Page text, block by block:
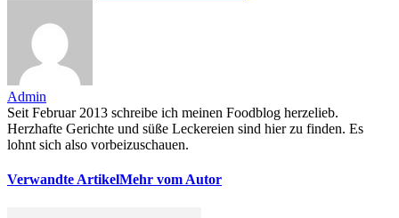
Admin
Seit Februar 2013 schreibe ich meinen Foodblog herzelieb.
Herzhafte Gerichte und süße Leckereien sind hier zu finden. Es
lohnt sich also vorbeizuschauen.
Verwandte ArtikelMehr vom Autor